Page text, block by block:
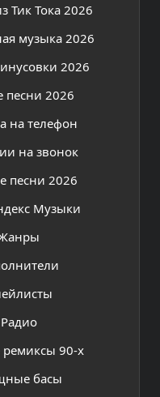
Тик Тока 2026
музыка 2026
2026
песни 2026
на телефон
на звонок
песни 2026
Музыки
Радио
ремиксы 90-х
басы